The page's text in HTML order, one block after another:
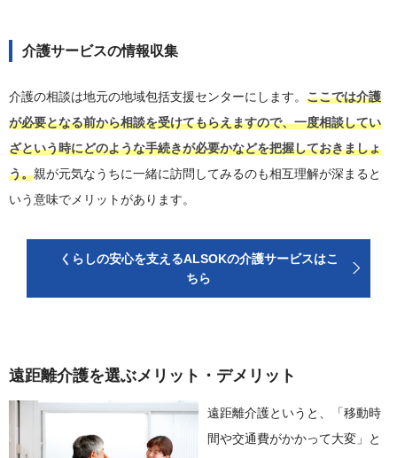
介護サービスの情報収集
介護の相談は地元の地域包括支援センターにします。 ここでは介護
が必要となる前から相談を受けてもらえますので、一度相談してい
ざという時にどのような手続きが必要かなどを把握しておきましょ
う。親が元気なうちに一緒に訪問してみるのも相互理解が深まると
いう意味でメリットがあります。
くらしの安心を支えるALSOKの介護サービスはこ
ちら
遠距離介護を選ぶメリット・デメリット
遠距離介護というと、「移動時
間や交通費がかかって大変」と